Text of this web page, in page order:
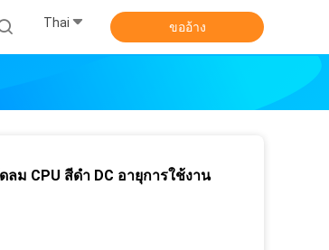
Thai ขออ้าง
ม CPU สีดำ DC อายุการใช้งาน